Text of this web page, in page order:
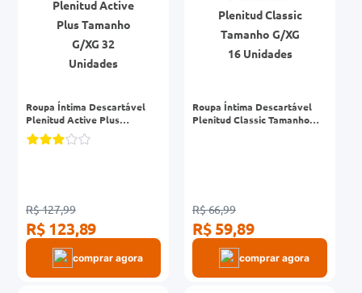
Roupa Íntima Descartável
Plenitud Active Plus
Tamanho G/XG 32 Unidades
R$ 127,99
R$ 123,89
comprar agora
Roupa Íntima Descartável
Plenitud Classic Tamanho
R$ 66,99
R$ 59,89
comprar agora